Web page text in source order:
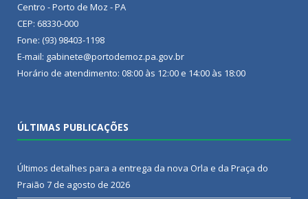
Centro - Porto de Moz - PA
CEP: 68330-000
Fone: (93) 98403-1198
E-mail: gabinete@portodemoz.pa.gov.br
Horário de atendimento: 08:00 às 12:00 e 14:00 às 18:00
ÚLTIMAS PUBLICAÇÕES
Últimos detalhes para a entrega da nova Orla e da Praça do
Praião 7 de agosto de 2026